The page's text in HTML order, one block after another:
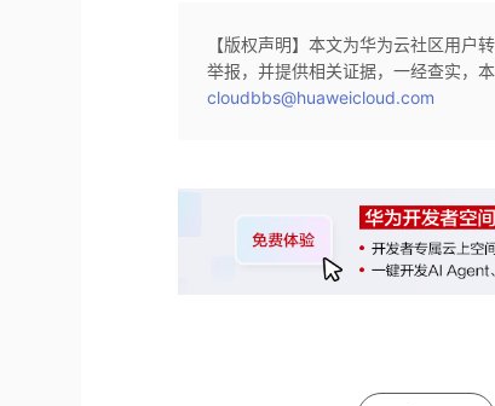
【版权声明】本文为华为云社区用户
举报，并提供相关证据，一经查实，
cloudbbs@huaweicloud.com